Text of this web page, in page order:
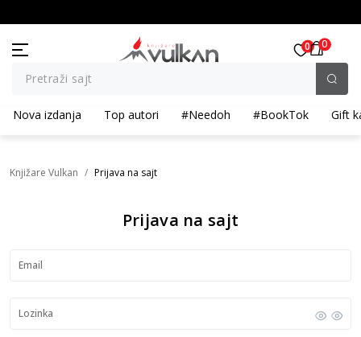
Pretraži sajt
0 0
Nova izdanja Top autori #Needoh #BookTok Gift
Knjižare Vulkan Prijava na sajt
Prijava na sajt
Email
Lozinka